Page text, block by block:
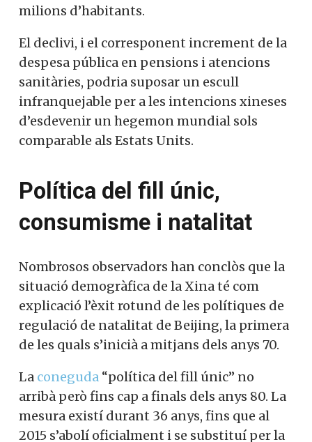
milions d’habitants.
El declivi, i el corresponent increment de la
despesa pública en pensions i atencions
sanitàries, podria suposar un escull
infranquejable per a les intencions xineses
d’esdevenir un hegemon mundial sols
comparable als Estats Units.
Política del fill únic,
consumisme i natalitat
Nombrosos observadors han conclòs que la
situació demogràfica de la Xina té com
explicació l’èxit rotund de les polítiques de
regulació de natalitat de Beijing, la primera
de les quals s’inicià a mitjans dels anys 70.
La coneguda “política del fill únic” no
arribà però fins cap a finals dels anys 80. La
mesura existí durant 36 anys, fins que al
2015 s’abolí oficialment i se substituí per la